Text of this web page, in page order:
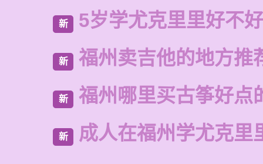
新 5岁学尤克里里好不好
新 福州卖吉他的地方推
新 福州哪里买古筝好点
新 成人在福州学尤克里